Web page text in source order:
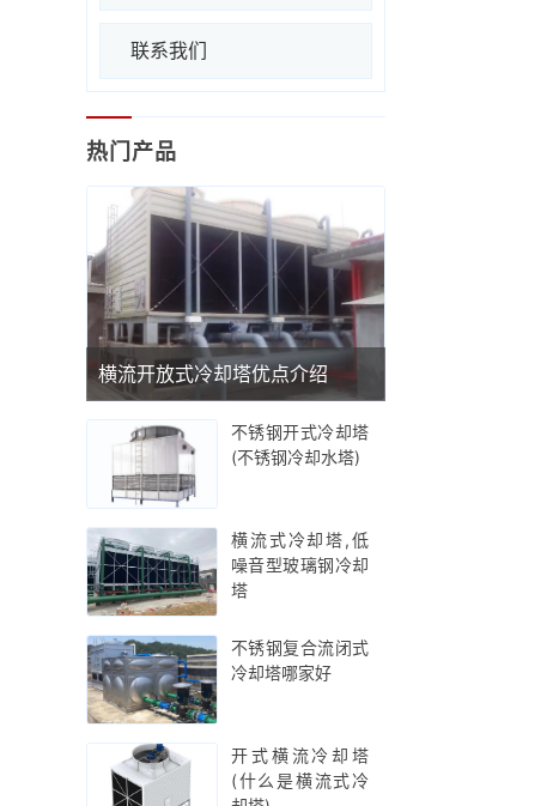
联系我们
热门产品
横流开放式冷却塔优点介绍
不锈钢开式冷却塔
(不锈钢冷却水塔)
横流式冷却塔,低
噪音型玻璃钢冷却
塔
不锈钢复合流闭式
冷却塔哪家好
开式横流冷却塔
(什么是横流式冷